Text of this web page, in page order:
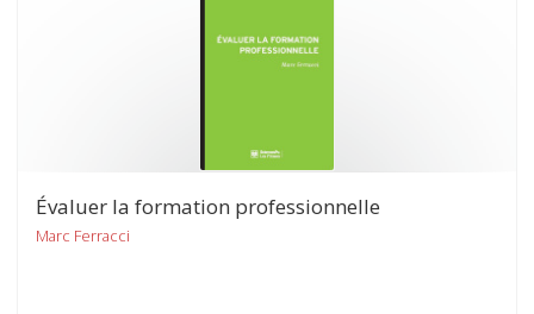
Évaluer la formation professionnelle
Marc Ferracci